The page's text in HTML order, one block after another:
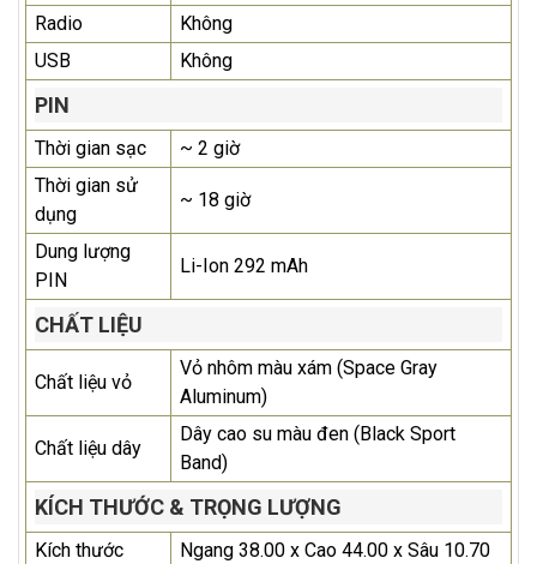
Radio
Không
USB
Không
PIN
Thời gian sạc
~ 2 giờ
Thời gian sử
dụng
~ 18 giờ
Dung lượng
PIN
Li-Ion 292 mAh
CHẤT LIỆU
Chất liệu vỏ
Vỏ nhôm màu xám (Space Gray
Aluminum)
Chất liệu dây
Dây cao su màu đen (Black Sport
Band)
KÍCH THƯỚC & TRỌNG LƯỢNG
Kích thước
Ngang 38.00 x Cao 44.00 x Sâu 10.70